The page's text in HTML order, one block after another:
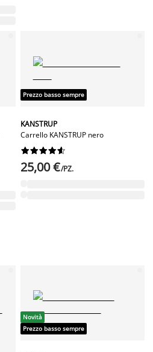
Prezzo basso sempre
KANSTRUP
Carrello KANSTRUP nero






25,00 €/PZ.
Novità
Prezzo basso sempre